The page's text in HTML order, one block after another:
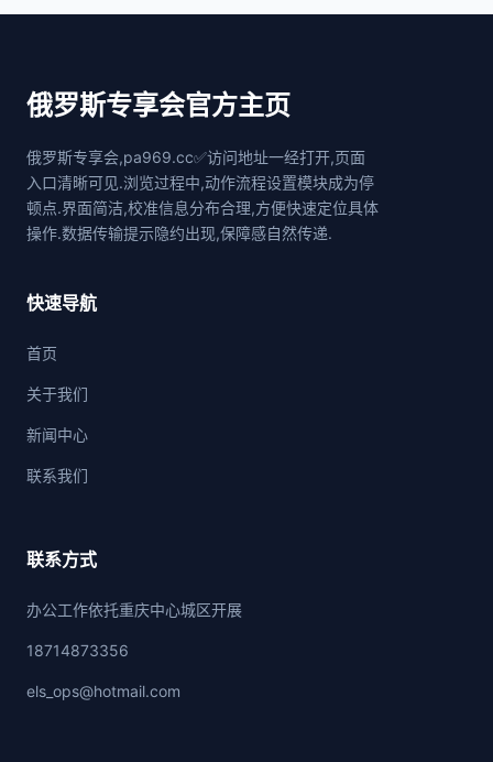
俄罗斯专享会官方主页
俄罗斯专享会,pa969.cc✅访问地址一经打开,页面
入口清晰可见.浏览过程中,动作流程设置模块成为停
顿点.界面简洁,校准信息分布合理,方便快速定位具体
操作.数据传输提示隐约出现,保障感自然传递.
快速导航
首页
关于我们
新闻中心
联系我们
联系方式
办公工作依托重庆中心城区开展
18714873356
els_ops@hotmail.com